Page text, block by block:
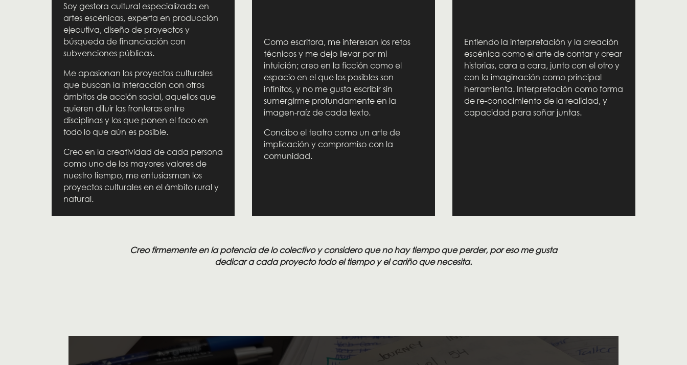
Soy gestora cultural especializada en
artes escénicas, experta en producción
ejecutiva, diseño de proyectos y
búsqueda de financiación con
subvenciones públicas.
Me apasionan los proyectos culturales
que buscan la interacción con otros
ámbitos de acción social, aquellos que
quieren diluir las fronteras entre
disciplinas y los que ponen el foco en
todo lo que aún es posible.
Creo en la creatividad de cada persona
como uno de los mayores valores de
nuestro tiempo, me entusiasman los
proyectos culturales en el ámbito rural y
natural.
Como escritora, me interesan los retos
técnicos y me dejo llevar por mi
intuición; creo en la ficción como el
espacio en el que los posibles son
infinitos, y no me gusta escribir sin
sumergirme profundamente en la
imagen-raíz de cada texto.
Concibo el teatro como un arte de
implicación y compromiso con la
comunidad.
Entiendo la interpretación y la creación
escénica como el arte de contar y crear
historias, cara a cara, junto con el otro y
con la imaginación como principal
herramienta. Interpretación como forma
de re-conocimiento de la realidad, y
capacidad para soñar juntas.
Creo firmemente en la potencia de lo colectivo y considero que no hay tiempo que perder, por eso me gusta
dedicar a cada proyecto todo el tiempo y el cariño que necesita.